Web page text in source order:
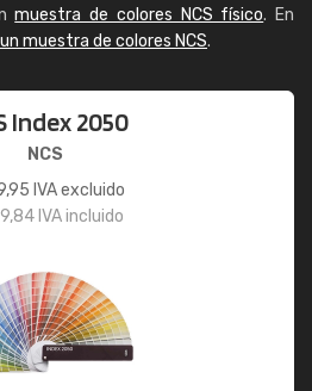
muestra de colores NCS físico. En
muestra de colores NCS.
Index 2050
NCS
IVA excluido
IVA incluido